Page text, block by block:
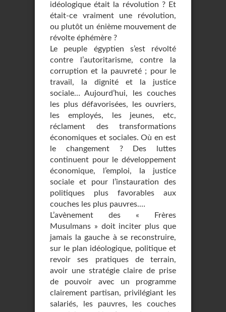
idéologique était la révolution ? Et
était-ce vraiment une révolution,
ou plutôt un énième mouvement de
révolte éphémère ?
Le peuple égyptien s’est révolté
contre l’autoritarisme, contre la
corruption et la pauvreté ; pour le
travail, la dignité et la justice
sociale… Aujourd’hui, les couches
les plus défavorisées, les ouvriers,
les employés, les jeunes, etc,
réclament des transformations
économiques et sociales. Où en est
le changement ? Des luttes
continuent pour le développement
économique, l’emploi, la justice
sociale et pour l’instauration des
politiques plus favorables aux
couches les plus pauvres.…
L’avènement des « Frères
Musulmans » doit inciter plus que
jamais la gauche à se reconstruire,
sur le plan idéologique, politique et
revoir ses pratiques de terrain,
avoir une stratégie claire de prise
de pouvoir avec un programme
clairement partisan, privilégiant les
salariés, les pauvres, les couches